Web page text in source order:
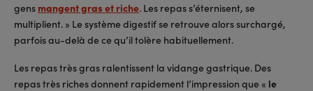
gens mangent gras et riche. Les repas s’éternisent, se
multiplient. » Le système digestif se retrouve alors surchargé,
parfois au-delà de ce qu’il tolère habituellement.
Les repas très gras ralentissent la vidange gastrique. Des
repas très riches donnent rapidement l’impression que « le